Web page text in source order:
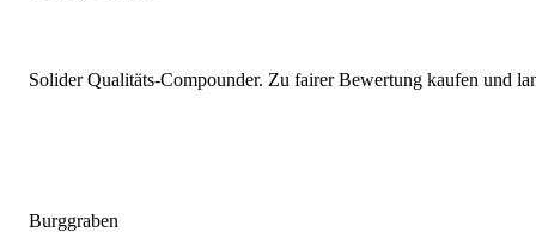
Solider Qualitäts-Compounder. Zu fairer Bewertung kaufen und
Burggraben